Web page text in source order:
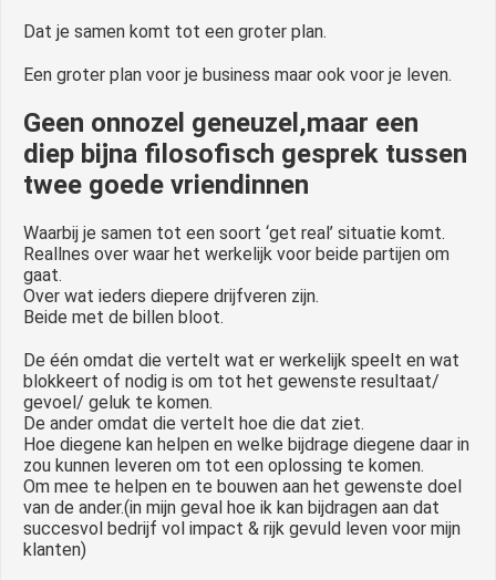
Dat je samen komt tot een groter plan.
Een groter plan voor je business maar ook voor je leven.
Geen onnozel geneuzel,maar een
diep bijna filosofisch gesprek tussen
twee goede vriendinnen
Waarbij je samen tot een soort ‘get real’ situatie komt.
Reallnes over waar het werkelijk voor beide partijen om
gaat.
Over wat ieders diepere drijfveren zijn.
Beide met de billen bloot.
De één omdat die vertelt wat er werkelijk speelt en wat
blokkeert of nodig is om tot het gewenste resultaat/
gevoel/ geluk te komen.
De ander omdat die vertelt hoe die dat ziet.
Hoe diegene kan helpen en welke bijdrage diegene daar in
zou kunnen leveren om tot een oplossing te komen.
Om mee te helpen en te bouwen aan het gewenste doel
van de ander.(in mijn geval hoe ik kan bijdragen aan dat
succesvol bedrijf vol impact & rijk gevuld leven voor mijn
klanten)